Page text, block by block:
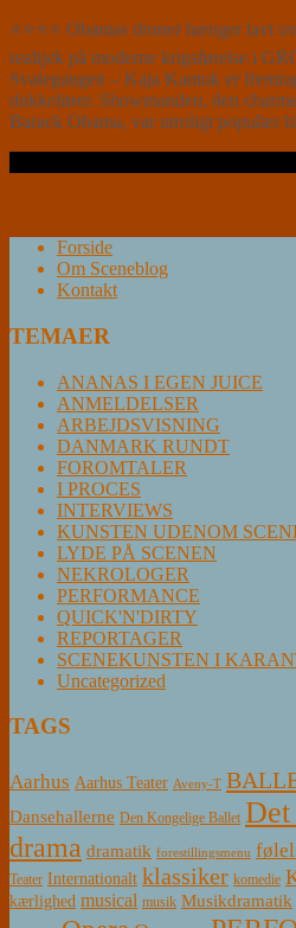
⭐⭐⭐⭐ Obamas droner hænger lavt
realtjek på moderne krigsførelse i
Svalegangen – Kaja Kamuk er
dukkefører. Showmanden, den
Barack Obama, var utroligt populær
Forside
Om Sceneblog
Kontakt
TEMAER
ANANAS I EGEN JUICE
ANMELDELSER
ARBEJDSVISNING
DANMARK RUNDT
FOROMTALER
I PROCES
INTERVIEWS
KUNSTEN UDENOM
LYDE PÅ SCENEN
NEKROLOGER
PERFORMANCE
QUICK'N'DIRTY
REPORTAGER
SCENEKUNSTEN I
Uncategorized
TAGS
Aarhus Aarhus Teater Aveny-T
Dansehallerne Den Kongelige Ballet
drama dramatik forestillingsmenu
Teater Internationalt klassiker komedie
kærlighed musical musik Musikdramatik